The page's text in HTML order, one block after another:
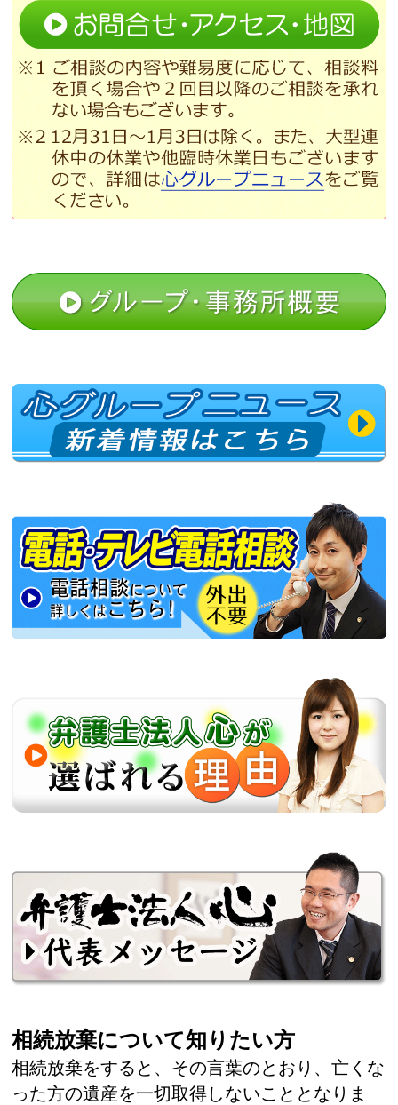
相続放棄について知りたい方
相続放棄をすると、その言葉のとおり、亡くな
った方の遺産を一切取得しないこととなりま